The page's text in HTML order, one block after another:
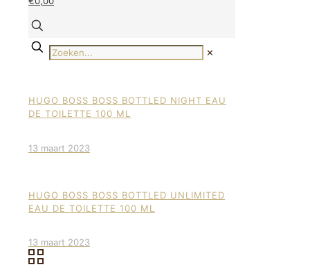
✕
HUGO BOSS BOSS BOTTLED NIGHT EAU
DE TOILETTE 100 ML
13 maart 2023
HUGO BOSS BOSS BOTTLED UNLIMITED
EAU DE TOILETTE 100 ML
13 maart 2023